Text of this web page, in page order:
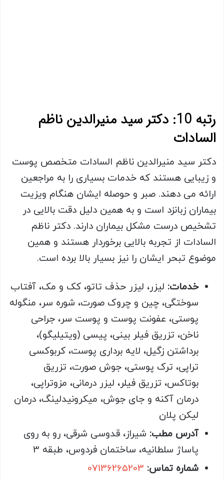
رتبه 10:
دکتر سید منیرالدین ناظم
السادات
دکتر سید منیرالدین ناظم السادات متخصص پوست
و زیبایی هستند که خدمات بسیاری را به مراجعین
ارائه می دهند. صبر و حوصله ایشان هنگام ویزیت
بیماران زبانزد است و به همین دلیل دقت بالایی در
تشخیص درست مشکل بیماران دارند. دکتر ناظم
السادات از تجربه بالایی برخوردار هستند و همین
موضوع تبحر ایشان را نیز بسیار بالا برده است.
خدمات: لیزر، لیزر حذف تاتو، کک و مک، آفتاب
سوختگی، چین و چروک صورت، شوره سر، منگوله
پوستی، عفونت پوست و پوست سر، جراحی
ناخن، تزریق فیلر بینی، پیسی (ویتیلیگو)،
برداشتن زگیل، لایه برداری پوست، کربوکسی
تراپی، ترک پوستی، جوش صورت، تزریق
بوتاکس، تزریق فیلر، لیزر درمانی، مزوتراپی،
درمان آکنه و جای جوش، میکرونیدلینگ، درمان
لیکن پلان
آدرس مطب: شیراز، قدوسی شرقی، رو به روی
پاساژ سلطانیه، ساختمان فردوس، طبقه 3
شماره تماس: